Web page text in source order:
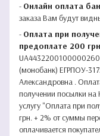
- Онлайн оплата
заказа Вам будут
- Оплата при
предоплате 200
(монобанк) ЕГРПОУ-
Александровна .
получении посылки на
услугу "Оплата при
грн. + 2% от суммы
оплачивается